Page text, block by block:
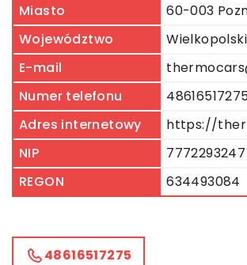
Miasto
60-003
Województwo
E-mail
Numer telefonu
Adres internetowy
https://
NIP
7772293247
REGON
634493084
48616517275